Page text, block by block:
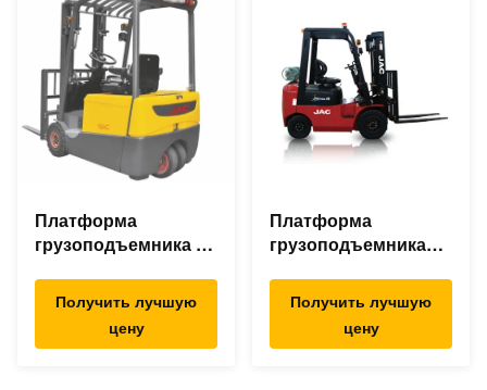
Платформа
грузоподъемника 3
емкость 1 тонны
небольшой
поворачивая радиус
Получить лучшую
цену
Платформа
грузоподъемника
емкость 1,5 тонн
поднимаясь высота
подъема 3м до 6м
Получить лучшую
цену